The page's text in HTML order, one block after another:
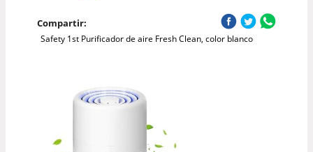
Compartir:
Safety 1st Purificador de aire Fresh Clean, color blanco